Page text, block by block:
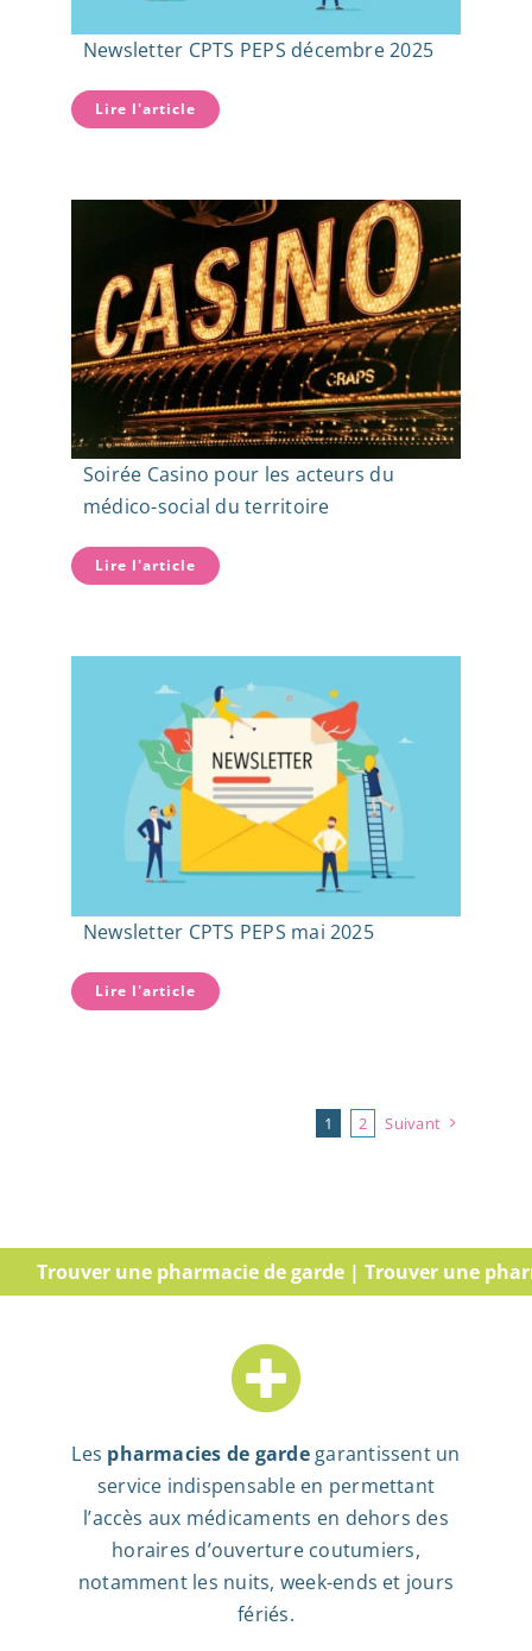
Newsletter CPTS PEPS décembre 2025
Lire l'article
Soirée Casino pour les acteurs du
médico-social du territoire
Lire l'article
Newsletter CPTS PEPS mai 2025
Lire l'article
1 2 Suivant
une pharmacie de garde | Trouver une
Les pharmacies de gardegarantissent un
service indispensable en permettant
l’accès aux médicaments en dehors des
horaires d’ouverture coutumiers,
notamment les nuits, week-ends et jours
fériés.